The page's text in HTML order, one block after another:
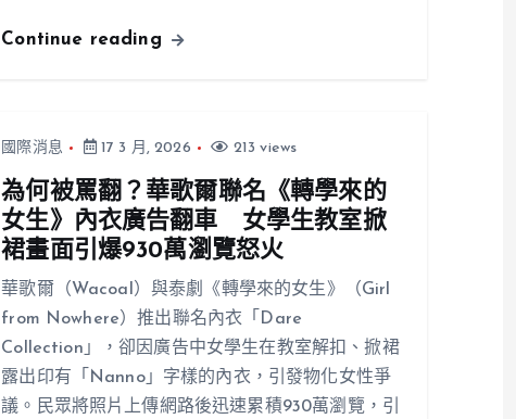
Continue reading
國際消息 17 3 月, 2026 213 views
為何被罵翻？華歌爾聯名《轉學來的
女生》內衣廣告翻車 女學生教室掀
裙畫面引爆930萬瀏覽怒火
華歌爾（Wacoal）與泰劇《轉學來的女生》（Girl
from Nowhere）推出聯名內衣「Dare
Collection」，卻因廣告中女學生在教室解扣、掀裙
露出印有「Nanno」字樣的內衣，引發物化女性爭
議。民眾將照片上傳網路後迅速累積930萬瀏覽，引